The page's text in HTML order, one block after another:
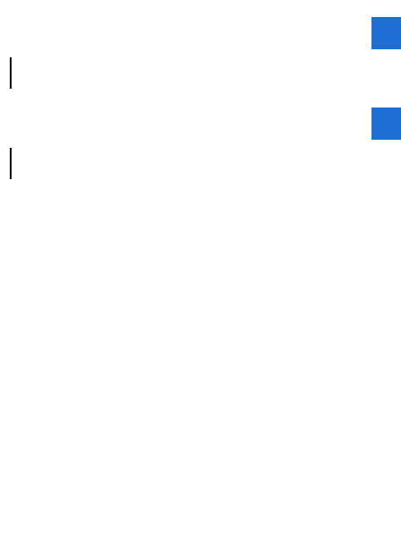
|
|